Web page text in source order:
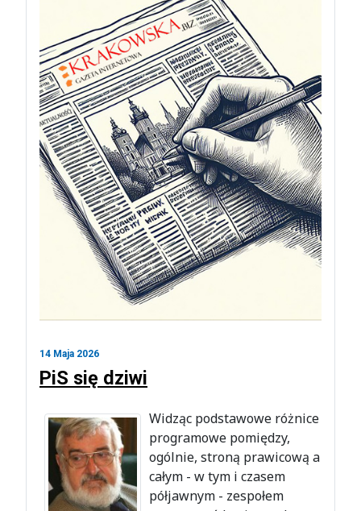
14 Maja 2026
PiS się dziwi
Widząc podstawowe różnice
programowe pomiędzy,
ogólnie, stroną prawicową a
całym - w tym i czasem
półjawnym - zespołem